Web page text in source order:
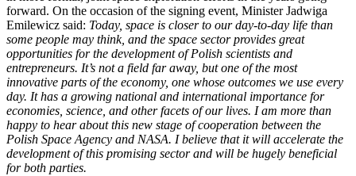
forward. On the occasion of the signing event, Minister Jadwiga
Emilewicz said: Today, space is closer to our day-to-day life than
some people may think, and the space sector provides great
opportunities for the development of Polish scientists and
entrepreneurs. It’s not a field far away, but one of the most
innovative parts of the economy, one whose outcomes we use every
day. It has a growing national and international importance for
economies, science, and other facets of our lives. I am more than
happy to hear about this new stage of cooperation between the
Polish Space Agency and NASA. I believe that it will accelerate the
development of this promising sector and will be hugely beneficial
for both parties.